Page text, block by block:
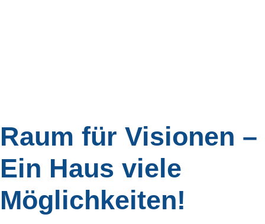
Raum für Visionen –
Ein Haus viele
Möglichkeiten!